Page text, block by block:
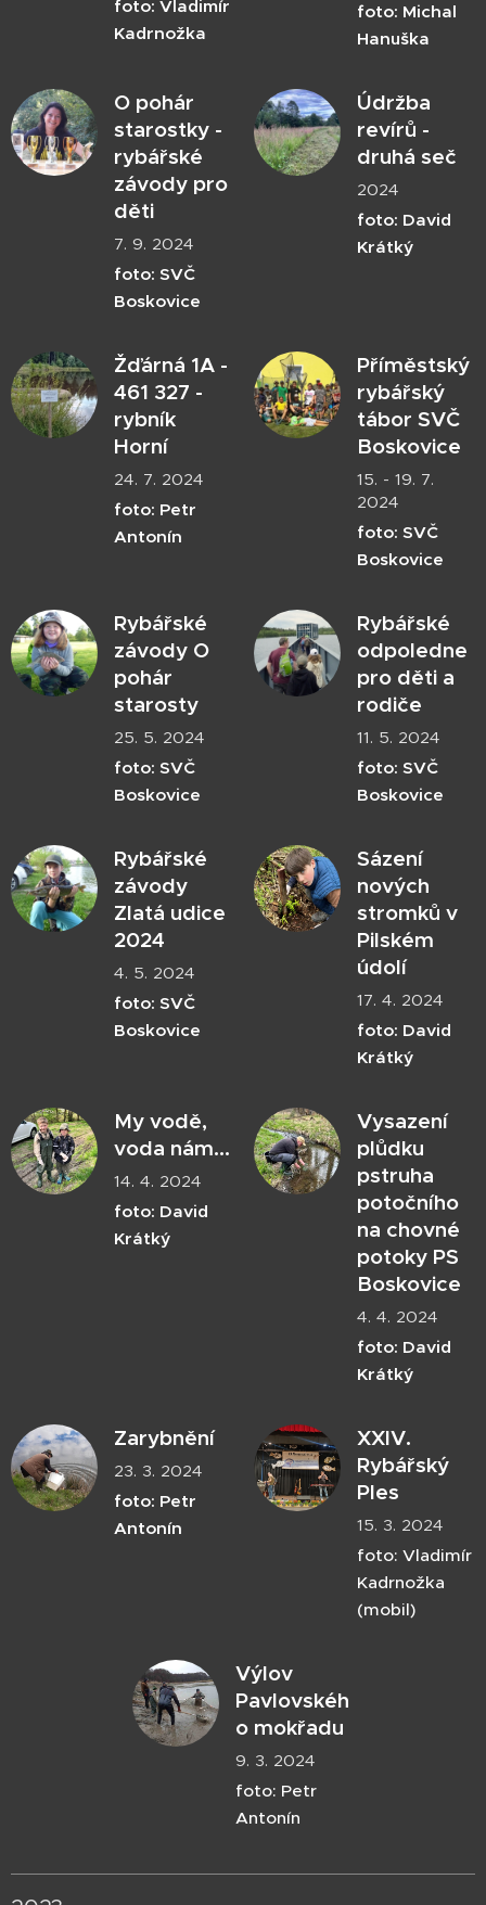
foto: Vladimír
Kadrnožka
foto: Michal
Hanuška
O pohár
starostky -
rybářské
závody pro
děti
7. 9. 2024
foto: SVČ
Boskovice
Údržba
revírů -
druhá seč
2024
foto: David
Krátký
Žďárná 1A -
461 327 -
rybník
Horní
24. 7. 2024
foto: Petr
Antonín
Příměstský
rybářský
tábor SVČ
Boskovice
15. - 19. 7.
2024
foto: SVČ
Boskovice
Rybářské
závody O
pohár
starosty
25. 5. 2024
foto: SVČ
Boskovice
Rybářské
odpoledne
pro děti a
rodiče
11. 5. 2024
foto: SVČ
Boskovice
Rybářské
závody
Zlatá udice
2024
4. 5. 2024
foto: SVČ
Boskovice
Sázení
nových
stromků v
Pilském
údolí
17. 4. 2024
foto: David
Krátký
My vodě,
voda nám...
14. 4. 2024
foto: David
Krátký
Vysazení
plůdku
pstruha
potočního
na chovné
potoky PS
Boskovice
4. 4. 2024
foto: David
Krátký
Zarybnění
23. 3. 2024
foto: Petr
Antonín
XXIV.
Rybářský
Ples
15. 3. 2024
foto: Vladimír
Kadrnožka
(mobil)
Výlov
Pavlovskéh
o mokřadu
9. 3. 2024
foto: Petr
Antonín